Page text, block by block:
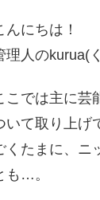
んにちは！
理人のkurua(
こでは主に芸
いて取り上げ
くたまに、ニ
も…。